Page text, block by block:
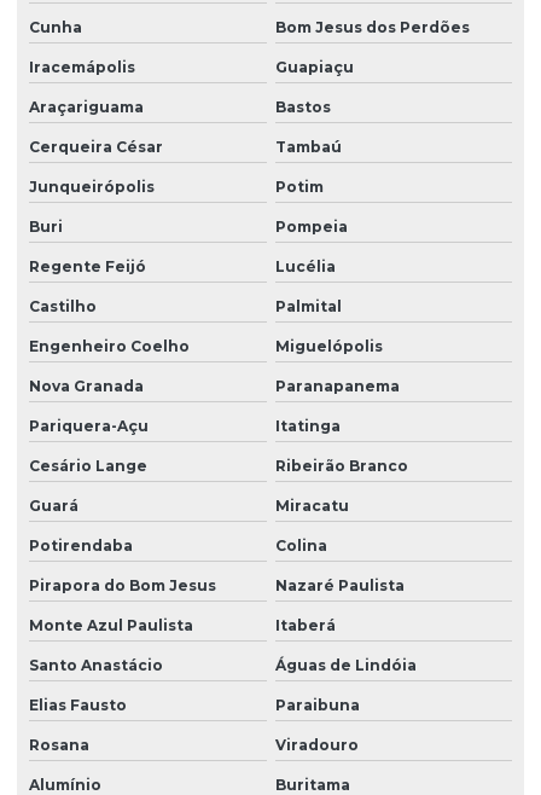
Reforma de loja
Reforma de mercado
Reforma de prédios
Reforma de restaurante
Restauração predial
Serviço de reforço estrutural
Serviços de segurança do trabalho
Tratamento de concreto aparente valor
Cunha Bom Jesus dos Perdões
Iracemápolis Guapiaçu
Araçariguama Bastos
Cerqueira César Tambaú
Junqueirópolis Potim
Buri Pompeia
Regente Feijó Lucélia
Castilho Palmital
Engenheiro Coelho Miguelópolis
Nova Granada Paranapanema
Pariquera-Açu Itatinga
Cesário Lange Ribeirão Branco
Guará Miracatu
Potirendaba Colina
Pirapora do Bom Jesus Nazaré Paulista
Monte Azul Paulista Itaberá
Santo Anastácio Águas de Lindóia
Elias Fausto Paraibuna
Rosana Viradouro
Alumínio Buritama